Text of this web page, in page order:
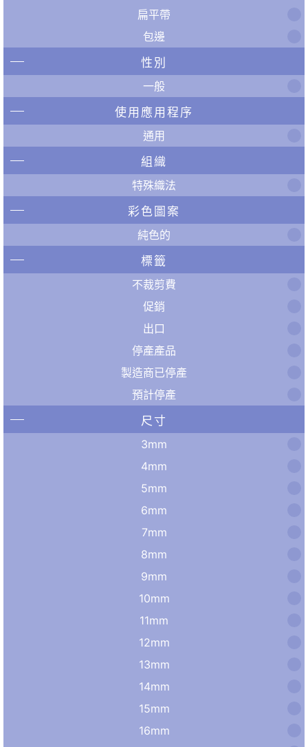
扁平帶
包邊
性別
一般
使用應用程序
通用
組織
特殊織法
彩色圖案
純色的
標籤
不裁剪費
促銷
出口
停產產品
製造商已停產
預計停產
尺寸
3mm
4mm
5mm
6mm
7mm
8mm
9mm
10mm
11mm
12mm
13mm
14mm
15mm
16mm